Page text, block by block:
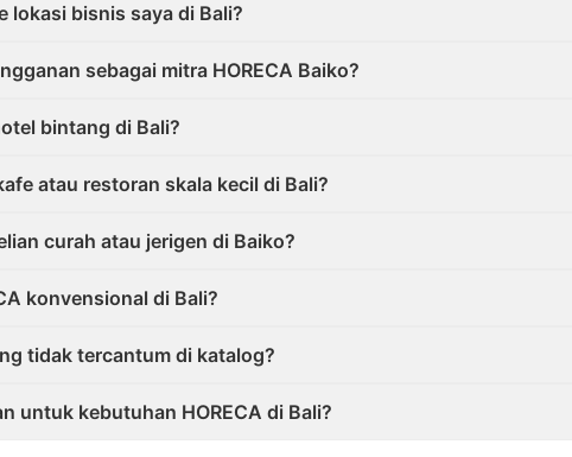
lokasi bisnis saya di Bali?
sebagai mitra HORECA Baiko?
bintang di Bali?
atau restoran skala kecil di Bali?
curah atau jerigen di Baiko?
konvensional di Bali?
tidak tercantum di katalog?
untuk kebutuhan HORECA di Bali?